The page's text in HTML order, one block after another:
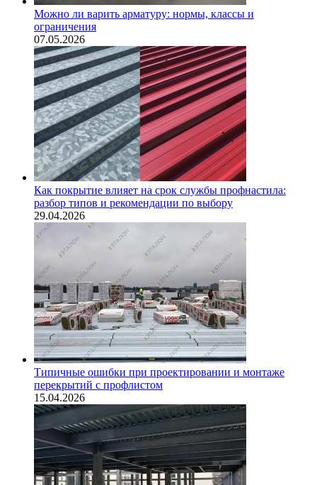
Можно ли варить арматуру: нормы, классы и
ограничения
07.05.2026
Как покрытие влияет на срок службы профнастила:
разбор типов и рекомендации по выбору
29.04.2026
Типичные ошибки при проектировании и монтаже
перекрытий с профлистом
15.04.2026